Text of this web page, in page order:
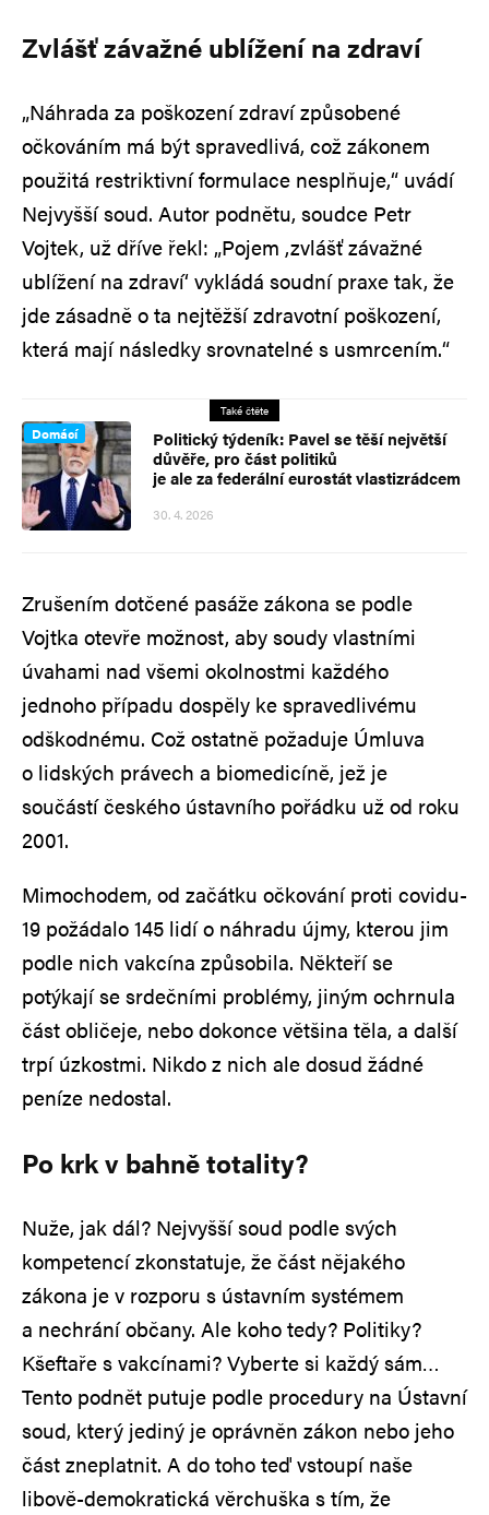
Zvlášť závažné ublížení na zdraví
„Náhrada za poškození zdraví způsobené
očkováním má být spravedlivá, což zákonem
použitá restriktivní formulace nesplňuje,“ uvádí
Nejvyšší soud. Autor podnětu, soudce Petr
Vojtek, už dříve řekl: „Pojem ,zvlášť závažné
ublížení na zdraví‘ vykládá soudní praxe tak, že
jde zásadně o ta nejtěžší zdravotní poškození,
která mají následky srovnatelné s usmrcením.“
Také čtěte
Domácí
Politický týdeník: Pavel se těší největší
důvěře, pro část politiků
je ale za federální eurostát vlastizrádcem
30. 4. 2026
Zrušením dotčené pasáže zákona se podle
Vojtka otevře možnost, aby soudy vlastními
úvahami nad všemi okolnostmi každého
jednoho případu dospěly ke spravedlivému
odškodnému. Což ostatně požaduje Úmluva
o lidských právech a biomedicíně, jež je
součástí českého ústavního pořádku už od roku
2001.
Mimochodem, od začátku očkování proti covidu-
19 požádalo 145 lidí o náhradu újmy, kterou jim
podle nich vakcína způsobila. Někteří se
potýkají se srdečními problémy, jiným ochrnula
část obličeje, nebo dokonce většina těla, a další
trpí úzkostmi. Nikdo z nich ale dosud žádné
peníze nedostal.
Po krk v bahně totality?
Nuže, jak dál? Nejvyšší soud podle svých
kompetencí zkonstatuje, že část nějakého
zákona je v rozporu s ústavním systémem
a nechrání občany. Ale koho tedy? Politiky?
Kšeftaře s vakcínami? Vyberte si každý sám…
Tento podnět putuje podle procedury na Ústavní
soud, který jediný je oprávněn zákon nebo jeho
část zneplatnit. A do toho teď vstoupí naše
libově-demokratická věrchuška s tím, že